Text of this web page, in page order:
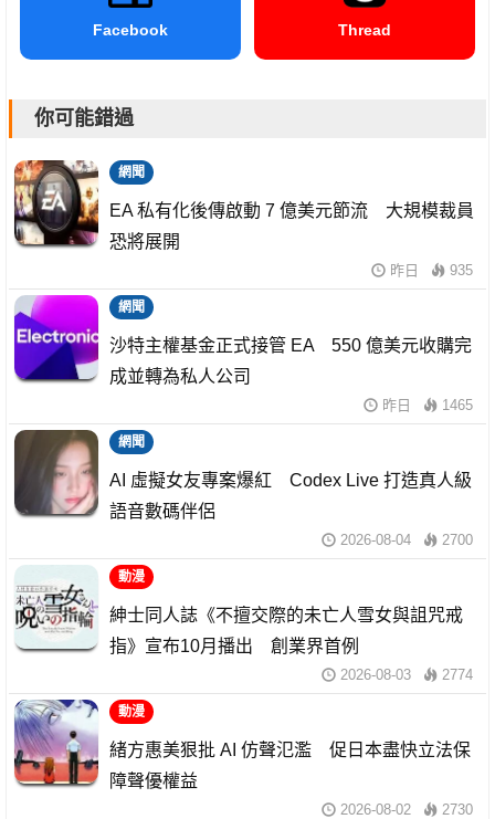
Facebook Thread
你可能錯過
網聞
EA 私有化後傳啟動 7 億美元節流 大規模裁員
恐將展開
昨日 935
網聞
沙特主權基金正式接管 EA 550 億美元收購完
成並轉為私人公司
昨日 1465
網聞
AI 虛擬女友專案爆紅 Codex Live 打造真人級
語音數碼伴侶
2026-08-04 2700
動漫
紳士同人誌《不擅交際的未亡人雪女與詛咒戒
指》宣布10月播出 創業界首例
2026-08-03 2774
動漫
緒方惠美狠批 AI 仿聲氾濫 促日本盡快立法保
障聲優權益
2026-08-02 2730